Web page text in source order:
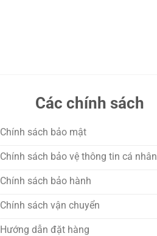
Các chính sách
Chính sách bảo mật
Chính sách bảo vệ thông tin cá nhân
Chính sách bảo hành
Chính sách vận chuyển
Hướng dẫn đặt hàng